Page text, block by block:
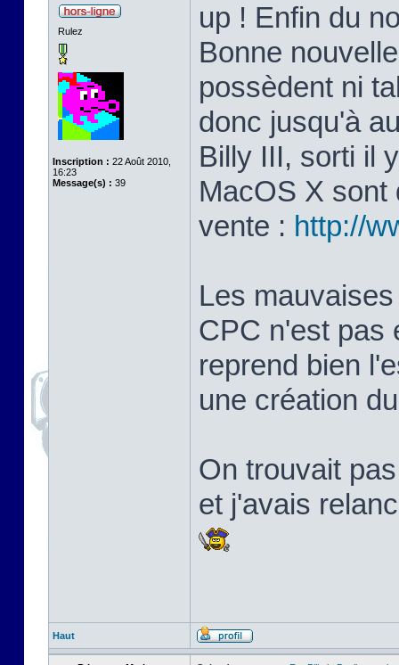
Rulez
Inscription : 22 Août 2010,
16:23
Message(s) : 39
up ! Enfin du
Bonne
possèdent ni
donc jusqu'à
Billy III, sorti il
MacOS X sont
vente : http://
Les
CPC n'est pas
reprend bien
une création
On trouvait
et j'avais
Haut